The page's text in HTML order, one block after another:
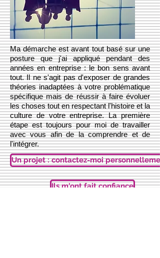
Ma démarche est avant tout basé sur une
posture que j'ai appliqué pendant des
années en entreprise : le bon sens avant
tout. Il ne s'agit pas d'exposer de grandes
théories inadaptées à votre problématique
spécifique mais de réussir à faire évoluer
les choses tout en respectant l'histoire et la
culture de votre entreprise. La première
étape est toujours pour moi de travailler
avec vous afin de la comprendre et de
l'intégrer.
Un projet : contactez-moi
Ils m'ont fait confiance